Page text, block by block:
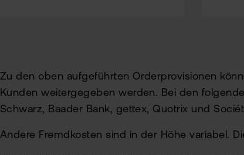
Zu den oben aufgeführten Orderprovisionen
Kunden weitergegeben werden. Bei den
Schwarz, Baader Bank, gettex, Quotrix und
Andere Fremdkosten sind in der Höhe variabel.